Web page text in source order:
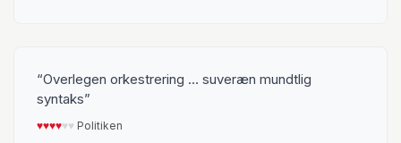
Overlegen orkestrering … suveræn mundtlig
syntaks
♥︎♥︎♥︎♥︎♥︎♥︎ Politiken